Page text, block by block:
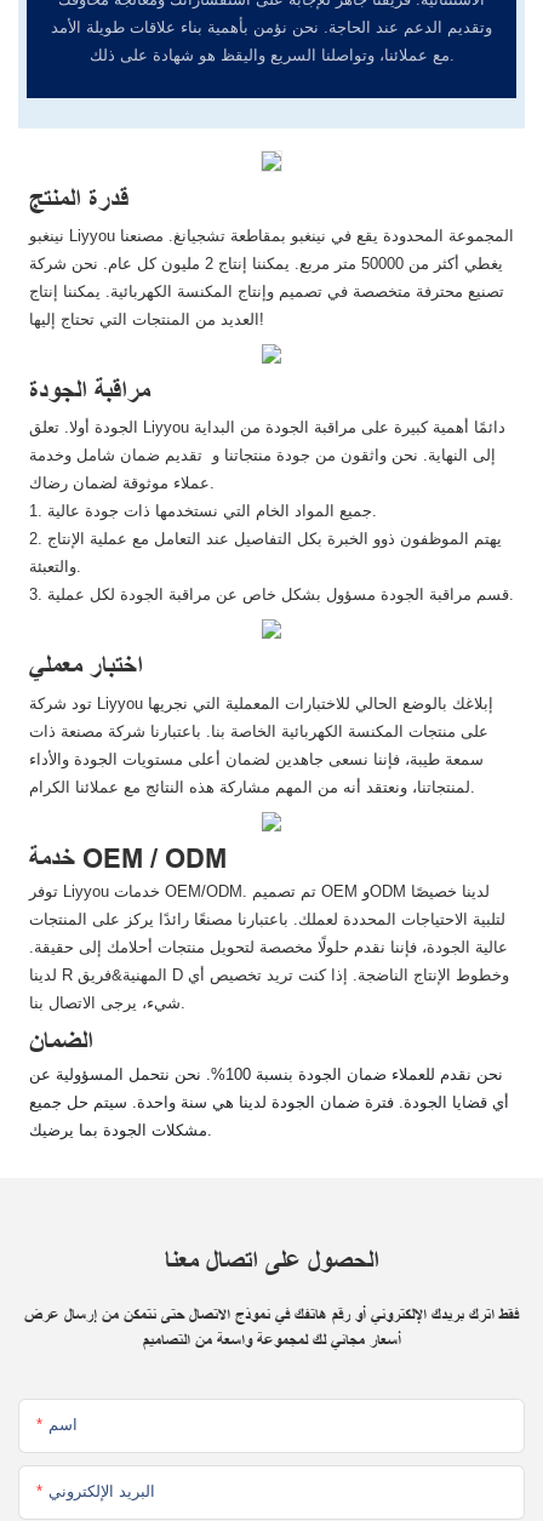
وتقديم الدعم عند الحاجة. نحن نؤمن بأهمية بناء علاقات طويلة الأمد
قدرة المنتج
نينغبو Liyyou المجموعة المحدودة يقع في نينغبو بمقاطعة تشجيانغ. مصنعنا
يغطي أكثر من 50000 متر مربع. يمكننا إنتاج 2 مليون كل عام. نحن شركة
تصنيع محترفة متخصصة في تصميم وإنتاج المكنسة الكهربائية. يمكننا إنتاج
العديد من المنتجات التي تحتاج إليها!
مراقبة الجودة
الجودة أولا. تعلق Liyyou دائمًا أهمية كبيرة على مراقبة الجودة من البداية
إلى النهاية. نحن واثقون من جودة منتجاتنا و تقديم ضمان شامل وخدمة
عملاء موثوقة لضمان رضاك.
1. جميع المواد الخام التي نستخدمها ذات جودة عالية.
2. يهتم الموظفون ذوو الخبرة بكل التفاصيل عند التعامل مع عملية الإنتاج
والتعبئة.
3. قسم مراقبة الجودة مسؤول بشكل خاص عن مراقبة الجودة لكل عملية.
اختبار معملي
تود شركة Liyyou إبلاغك بالوضع الحالي للاختبارات المعملية التي نجريها
على منتجات المكنسة الكهربائية الخاصة بنا. باعتبارنا شركة مصنعة ذات
سمعة طيبة، فإننا نسعى جاهدين لضمان أعلى مستويات الجودة والأداء
خدمة OEM / ODM
توفر Liyyou خدمات OEM/ODM. تم تصميم OEM وODM لدينا خصيصًا
لتلبية الاحتياجات المحددة لعملك. باعتبارنا مصنعًا رائدًا يركز على المنتجات
عالية الجودة، فإننا نقدم حلولًا مخصصة لتحويل منتجات أحلامك إلى حقيقة.
لدينا R المهنية&فريق D وخطوط الإنتاج الناضجة. إذا كنت تريد تخصيص أي
شيء، يرجى الاتصال بنا.
الضمان
نحن نقدم للعملاء ضمان الجودة بنسبة 100%. نحن نتحمل المسؤولية عن
أي قضايا الجودة. فترة ضمان الجودة لدينا هي سنة واحدة. سيتم حل جميع
مشكلات الجودة بما يرضيك.
الحصول على اتصال معنا
فقط اترك بريدك الإلكتروني أو رقم هاتفك في نموذج الاتصال حتى نتمكن من إرسال عرض
أسعار مجاني لك لمجموعة واسعة من التصاميم
اسم
البريد الإلكتروني